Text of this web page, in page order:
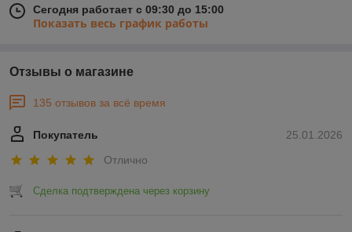
Сегодня работает с 09:30 до 15:00
Показать весь график работы
Отзывы о магазине
135 отзывов за всё время
25.01.2026
Покупатель
Отлично
Сделка подтверждена через корзину